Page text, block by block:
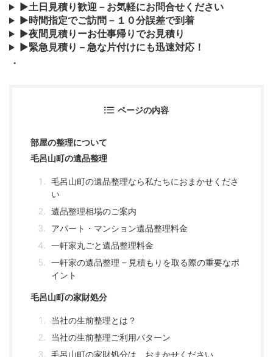
▶土日見積り歓迎－お気軽にお問合せください
▶時間指定でご訪問－１０分誤差で到着
▶夜間見積りーお仕事帰りでお見積り
▶緊急見積り – 急な片付けにも迅速対応！
・
ページの内容
部屋の整理について
毛呂山町の遺品整理
毛呂山町の遺品整理なら私たちにおまかせくださ
い
遺品整理相場のご案内
アパート・マンション遺品整理料金
一軒家丸ごと遺品整理料金
一軒家の遺品整理 – 見積もりを取る際の重要なポ
イント
毛呂山町の家財処分
当社の生前整理とは？
当社の生前整理ご利用パターン
毛呂山町の家財処分は、おまかせください